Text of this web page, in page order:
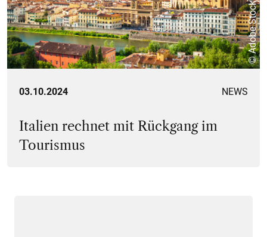
© Adobe Stock
03.10.2024 NEWS
Italien rechnet mit Rückgang im
Tourismus